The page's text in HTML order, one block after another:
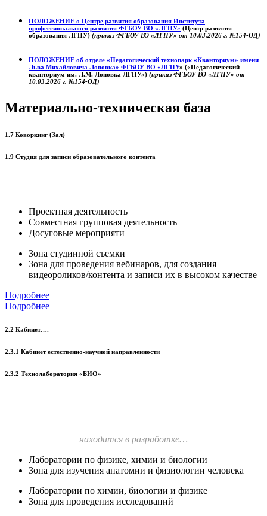
ПОЛОЖЕНИЕ о Центре развития образования Института
профессионального развития ФГБОУ ВО «ЛГПУ» (Центр развития
образования ЛГПУ) (приказ ФГБОУ ВО «ЛГПУ» от 10.03.2026 г. №154-ОД)
ПОЛОЖЕНИЕ об отделе «Педагогический технопарк «Кванториум» имени
Льва Михайловича Лоповка» ФГБОУ ВО «ЛГПУ» («Педагогический
кванториум им. Л.М. Лоповка ЛГПУ») (приказ ФГБОУ ВО «ЛГПУ» от
10.03.2026 г. №154-ОД)
Материально-техническая база
1.7 Коворкинг (Зал)
1.9 Студия для записи образовательного контента
Проектная деятельность
Совместная групповая деятельность
Досуговые мероприяти
Зона студииной съемки
Зона для проведения вебинаров, для создания
видеороликов/контента и записи их в высоком качестве
Подробнее
Подробнее
2.2 Кабинет….
2.3.1 Кабинет естественно-научной направленности
2.3.2 Технолаборатория «БИО»
находится в разработке…
Лаборатории по физике, химии и биологии
Зона для изучения анатомии и физиологии человека
Лаборатории по химии, биологии и физике
Зона для проведения исследований